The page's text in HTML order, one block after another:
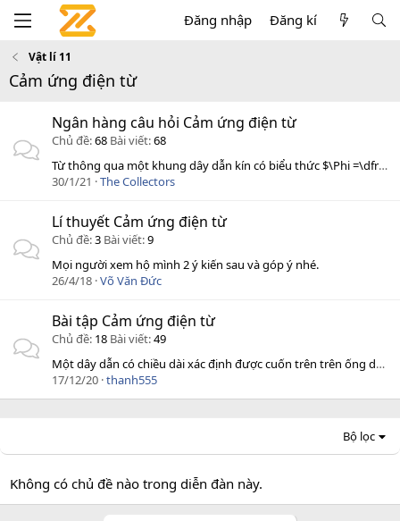
Đăng nhập Đăng kí
Vật lí 11
Cảm ứng điện từ
Ngân hàng câu hỏi Cảm ứng điện từ
Chủ đề 68 Bài viết 68
Từ thông qua một khung dây dẫn kín có biểu thức $\Phi =\dfrac{2}{\pi }\cos \left(100\pi t \right)$ (ϕ tính...
30/1/21
The Collectors
Lí thuyết Cảm ứng điện từ
Chủ đề 3 Bài viết 9
Mọi người xem hộ mình 2 ý kiến sau và góp ý nhé.
26/4/18 Võ Văn Đức
Bài tập Cảm ứng điện từ
Chủ đề 18 Bài viết 49
Một dây dẫn có chiều dài xác định được cuốn trên trên ống dây dài l và bán kính ống r thì có hệ...
17/12/20 thanh555
Bộ lọc
Không có chủ đề nào trong diễn đàn này.